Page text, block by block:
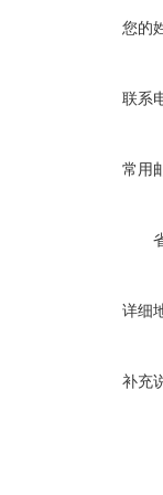
您的
联系
常用
详细
补充